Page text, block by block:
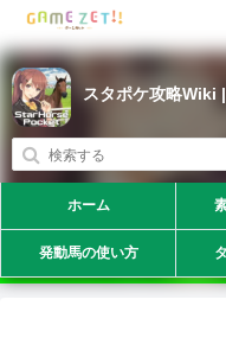
スタポケ攻略Wiki
ホーム
発動馬の使い方